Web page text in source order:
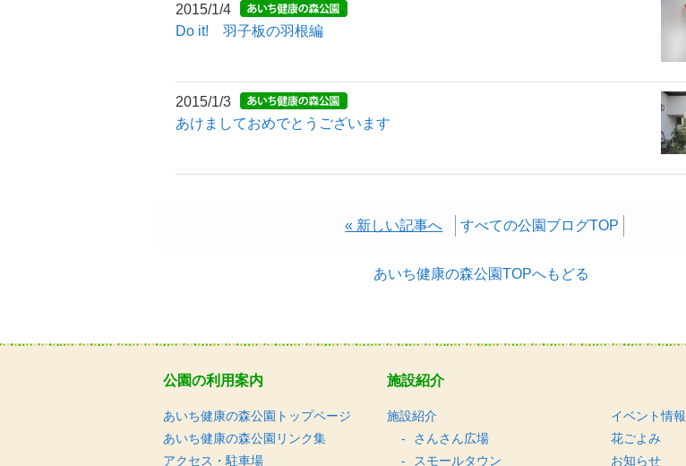
2015/1/4
Do it! 羽子板の羽根編
2015/1/3
あけましておめでとうございます
« 新しい記事へ すべての公園ブログTOP
あいち健康の森公園TOPへもどる
公園の利用案内
あいち健康の森公園トップページ
あいち健康の森公園リンク集
アクセス・駐車場
施設紹介
施設紹介
さんさん広場
スモールタウン
イベント情報
花ごよみ
お知らせ